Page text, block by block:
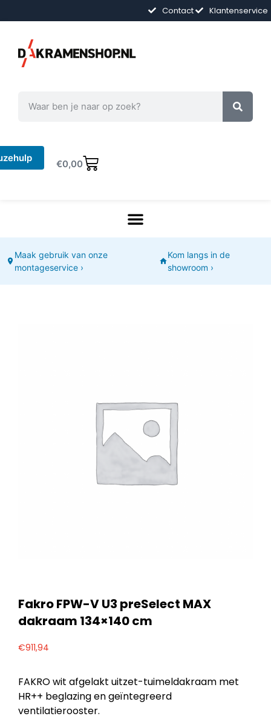
Contact Klantenservice
€0,00
Maak gebruik van onze
montageservice ›
Kom langs in de
showroom ›
Fakro FPW-V U3 preSelect MAX
dakraam 134×140 cm
€911,94
FAKRO wit afgelakt uitzet-tuimeldakraam met
HR++ beglazing en geïntegreerd
ventilatierooster.